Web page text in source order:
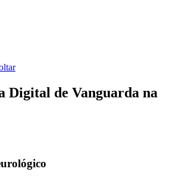
Digital de Vanguarda na